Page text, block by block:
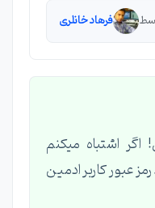
فرهاد خانلری
اشتباه میکنم
عبور کاربر ادمین